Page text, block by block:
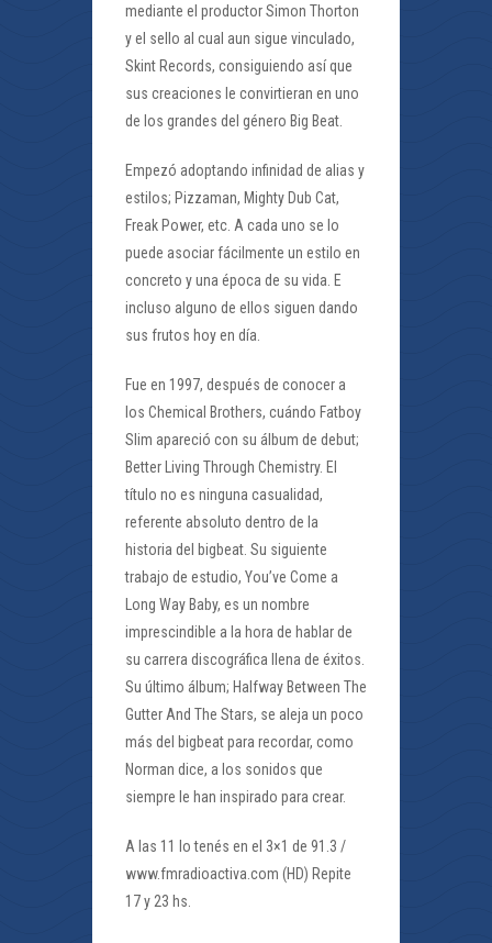
mediante el productor Simon Thorton
y el sello al cual aun sigue vinculado,
Skint Records, consiguiendo así que
sus creaciones le convirtieran en uno
de los grandes del género Big Beat.
Empezó adoptando infinidad de alias y
estilos; Pizzaman, Mighty Dub Cat,
Freak Power, etc. A cada uno se lo
puede asociar fácilmente un estilo en
concreto y una época de su vida. E
incluso alguno de ellos siguen dando
sus frutos hoy en día.
Fue en 1997, después de conocer a
los Chemical Brothers, cuándo Fatboy
Slim apareció con su álbum de debut;
Better Living Through Chemistry. El
título no es ninguna casualidad,
referente absoluto dentro de la
historia del bigbeat. Su siguiente
trabajo de estudio, You’ve Come a
Long Way Baby, es un nombre
imprescindible a la hora de hablar de
su carrera discográfica llena de éxitos.
Su último álbum; Halfway Between The
Gutter And The Stars, se aleja un poco
más del bigbeat para recordar, como
Norman dice, a los sonidos que
siempre le han inspirado para crear.
A las 11 lo tenés en el 3×1 de 91.3 /
www.fmradioactiva.com (HD) Repite
17 y 23 hs.